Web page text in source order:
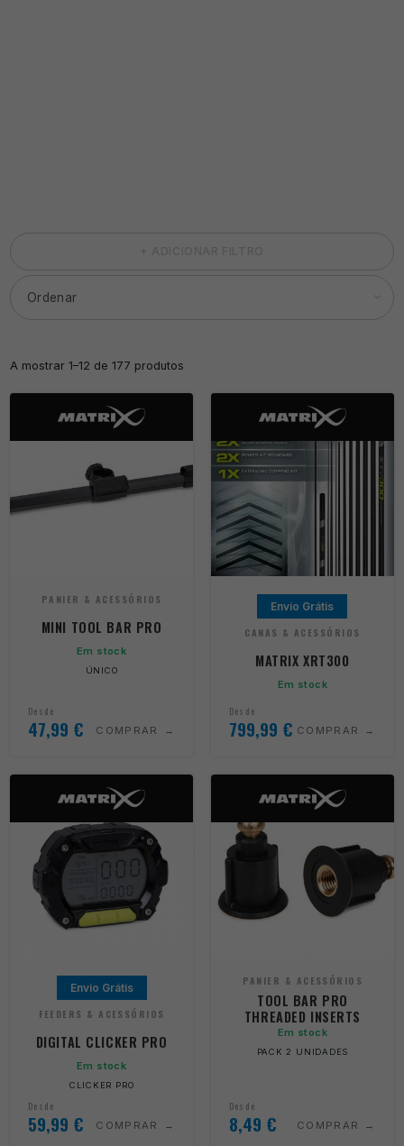
A mostrar 1–12 de 177 produtos
PANIER & ACESSÓRIOS
MINI TOOL BAR PRO
Em stock
ÚNICO
Desde
47,99 € COMPRAR
Envio Grátis
CANAS & ACESSÓRIOS
MATRIX XRT300
Em stock
Desde
799,99 € COMPRAR
Envio Grátis
FEEDERS & ACESSÓRIOS
DIGITAL CLICKER PRO
Em stock
CLICKER PRO
Desde
59,99 € COMPRAR
PANIER & ACESSÓRIOS
TOOL BAR PRO
THREADED INSERTS
Em stock
PACK 2 UNIDADES
Desde
8,49 € COMPRAR